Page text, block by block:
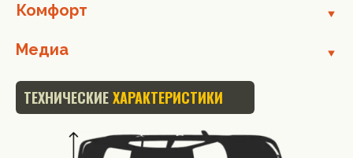
Комфорт
Медиа
ТЕХНИЧЕСКИЕХАРАКТЕРИСТИКИ